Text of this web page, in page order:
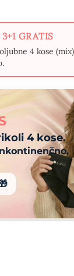
3+1 GRATIS
4 kose
4 kose.